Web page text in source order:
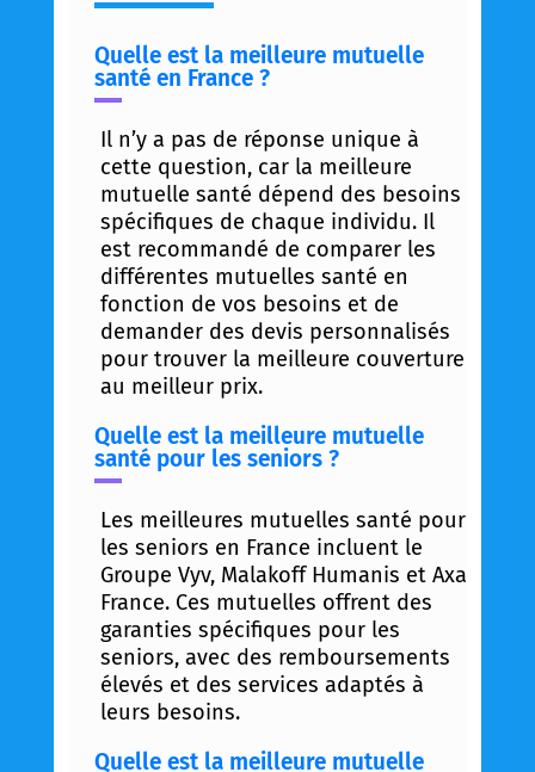
Quelle est la meilleure mutuelle
santé en France ?
Il n’y a pas de réponse unique à
cette question, car la meilleure
mutuelle santé dépend des besoins
spécifiques de chaque individu. Il
est recommandé de comparer les
différentes mutuelles santé en
fonction de vos besoins et de
demander des devis personnalisés
pour trouver la meilleure couverture
au meilleur prix.
Quelle est la meilleure mutuelle
santé pour les seniors ?
Les meilleures mutuelles santé pour
les seniors en France incluent le
Groupe Vyv, Malakoff Humanis et Axa
France. Ces mutuelles offrent des
garanties spécifiques pour les
seniors, avec des remboursements
élevés et des services adaptés à
leurs besoins.
Quelle est la meilleure mutuelle